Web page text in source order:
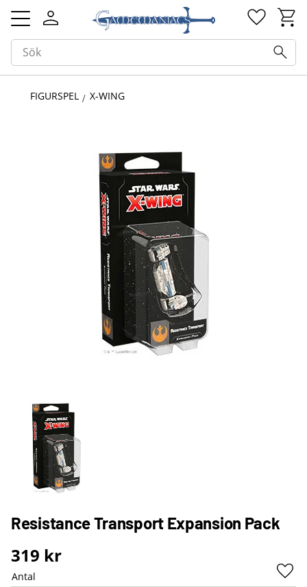
Meny
FIGURSPEL X-WING
Resistance Transport Expansion Pack
319 kr
Antal